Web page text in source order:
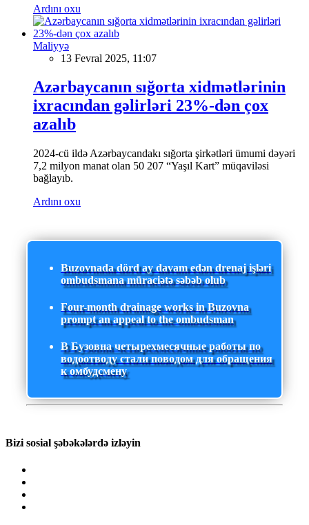
Ardını oxu
Maliyyə
13 Fevral 2025, 11:07
Azərbaycanın sığorta xidmətlərinin
ixracından gəlirləri 23%-dən çox
azalıb
2024-cü ildə Azərbaycandakı sığorta şirkətləri ümumi dəyəri
7,2 milyon manat olan 50 207 “Yaşıl Kart” müqaviləsi
bağlayıb.
Ardını oxu
Buzovnada dörd ay davam edən drenaj işləri
ombudsmana müraciətə səbəb olub
Four-month drainage works in Buzovna
prompt an appeal to the ombudsman
В Бузовна четырехмесячные работы по
водоотводу стали поводом для обращения
к омбудсмену
Bizi sosial şəbəkələrdə izləyin